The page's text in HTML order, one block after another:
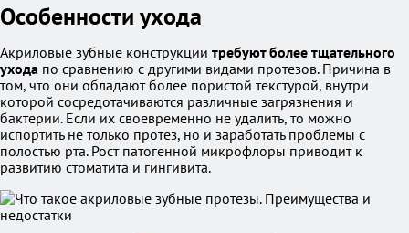
Особенности ухода
Акриловые зубные конструкции требуют более тщательного
ухода по сравнению с другими видами протезов. Причина в
том, что они обладают более пористой текстурой, внутри
которой сосредотачиваются различные загрязнения и
бактерии. Если их своевременно не удалить, то можно
испортить не только протез, но и заработать проблемы с
полостью рта. Рост патогенной микрофлоры приводит к
развитию стоматита и гингивита.